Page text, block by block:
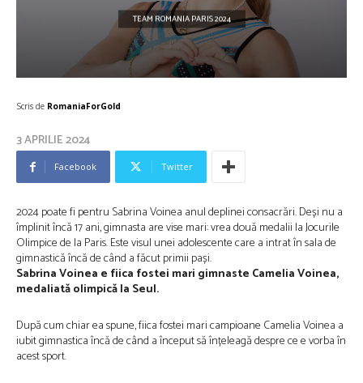
TEAM ROMANIA PARIS 2024
Scris de RomaniaForGold
3 APRILIE 2024
Facebook Twitter
2024 poate fi pentru Sabrina Voinea anul deplinei consacrări. Deși nu a
împlinit încă 17 ani, gimnasta are vise mari: vrea două medalii la Jocurile
Olimpice de la Paris. Este visul unei adolescente care a intrat în sala de
gimnastică încă de când a făcut primii pași.
Sabrina Voinea e fiica fostei mari gimnaste Camelia Voinea,
medaliată olimpică la Seul.
După cum chiar ea spune, fiica fostei mari campioane Camelia Voinea a
iubit gimnastica încă de când a început să înțeleagă despre ce e vorba în
acest sport.